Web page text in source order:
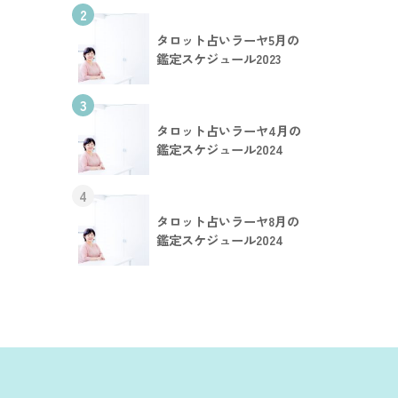
2
タロット占いラーヤ5月の
鑑定スケジュール2023
3
タロット占いラーヤ4月の
鑑定スケジュール2024
4
タロット占いラーヤ8月の
鑑定スケジュール2024